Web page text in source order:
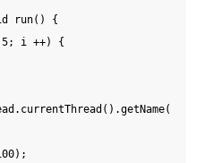
run() {
5; i ++) {
);